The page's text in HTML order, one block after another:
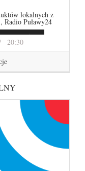
20:30
lokalnych z
Puławy24